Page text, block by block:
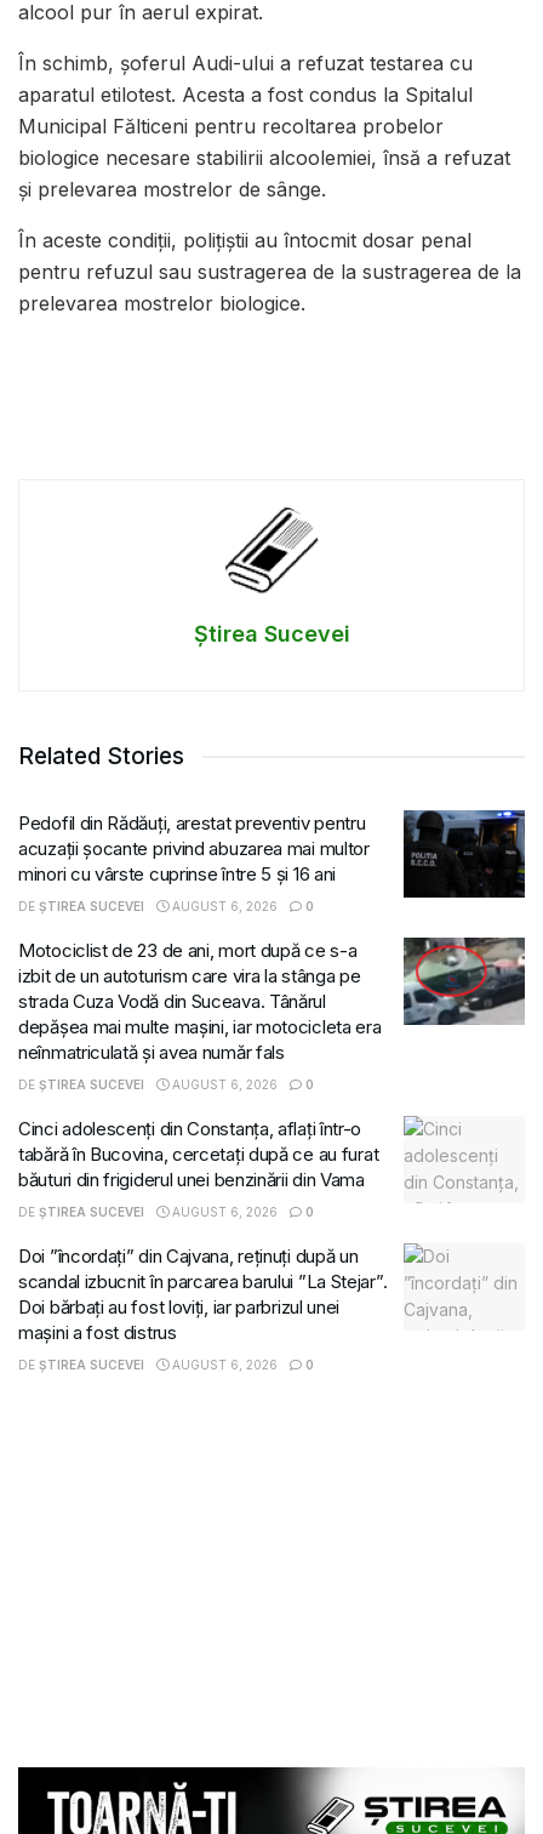
alcool pur în aerul expirat.
În schimb, șoferul Audi-ului a refuzat testarea cu
aparatul etilotest. Acesta a fost condus la Spitalul
Municipal Fălticeni pentru recoltarea probelor
biologice necesare stabilirii alcoolemiei, însă a refuzat
și prelevarea mostrelor de sânge.
În aceste condiții, polițiștii au întocmit dosar penal
pentru refuzul sau sustragerea de la sustragerea de la
prelevarea mostrelor biologice.
Știrea Sucevei
Related Stories
Pedofil din Rădăuți, arestat preventiv pentru
acuzații șocante privind abuzarea mai multor
minori cu vârste cuprinse între 5 și 16 ani
DE ȘTIREA SUCEVEI AUGUST 6, 2026 0
Motociclist de 23 de ani, mort după ce s-a
izbit de un autoturism care vira la stânga pe
strada Cuza Vodă din Suceava. Tânărul
depășea mai multe mașini, iar motocicleta era
neînmatriculată și avea număr fals
DE ȘTIREA SUCEVEI AUGUST 6, 2026 0
Cinci adolescenți din Constanța, aflați într-o
tabără în Bucovina, cercetați după ce au furat
băuturi din frigiderul unei benzinării din Vama
DE ȘTIREA SUCEVEI AUGUST 6, 2026 0
Doi ”încordați” din Cajvana, reținuți după un
scandal izbucnit în parcarea barului ”La Stejar”.
Doi bărbați au fost loviți, iar parbrizul unei
mașini a fost distrus
DE ȘTIREA SUCEVEI AUGUST 6, 2026 0